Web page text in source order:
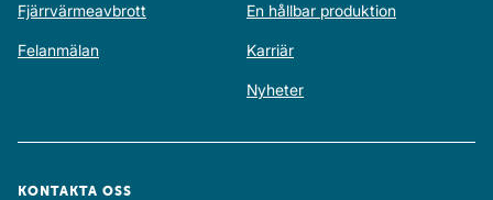
Fjärrvärmeavbrott
Felanmälan
En hållbar produktion
Karriär
Nyheter
KONTAKTA OSS